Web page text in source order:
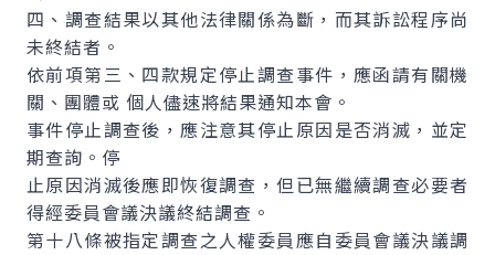
四、調查結果以其他法律關係為斷，而其訴訟程序尚
未終結者。
依前項第三、四款規定停止調查事件，應函請有關機
關、團體或 個人儘速將結果通知本會。
事件停止調查後，應注意其停止原因是否消滅，並定
期查詢。停
止原因消滅後應即恢復調查，但已無繼續調查必要者
得經委員會議決議終結調查。
第十八條被指定調查之人權委員應自委員會議決議調